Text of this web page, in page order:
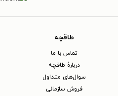
طاقچه
تماس با ما
دربارهٔ طاقچه
سوال‌های متداول
فروش سازمانی